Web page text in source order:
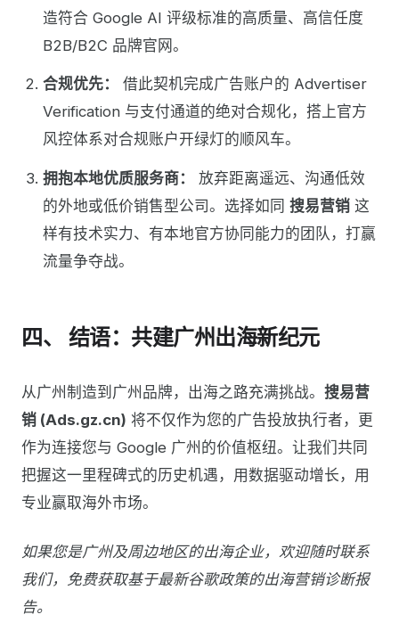
造符合 Google AI 评级标准的高质量、高信任度
B2B/B2C 品牌官网。
合规优先：
借此契机完成广告账户的 Advertiser
Verification 与支付通道的绝对合规化，搭上官方
风控体系对合规账户开绿灯的顺风车。
拥抱本地优质服务商：
放弃距离遥远、沟通低效
的外地或低价销售型公司。选择如同 搜易营销 这
样有技术实力、有本地官方协同能力的团队，打赢
流量争夺战。
四、 结语：共建广州出海新纪元
从广州制造到广州品牌，出海之路充满挑战。 搜易营
销 (Ads.gz.cn) 将不仅作为您的广告投放执行者，更
作为连接您与 Google 广州的价值枢纽。让我们共同
把握这一里程碑式的历史机遇，用数据驱动增长，用
专业赢取海外市场。
如果您是广州及周边地区的出海企业，欢迎随时联系
我们，免费获取基于最新谷歌政策的出海营销诊断报
告。